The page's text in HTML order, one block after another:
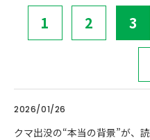
1 2 3
2026/01/26
クマ出没の“本当の背景”が、